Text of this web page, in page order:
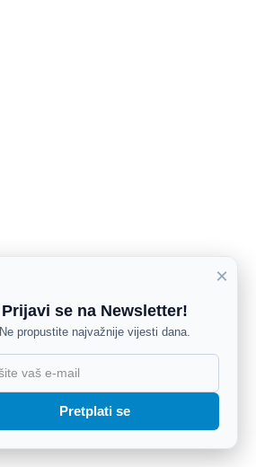
×
Prijavi se na Newsletter!
Ne propustite najvažnije vijesti dana.
Pretplati se